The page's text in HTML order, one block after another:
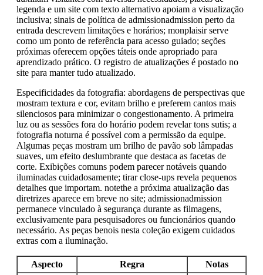
legenda e um site com texto alternativo apoiam a visualização
inclusiva; sinais de política de admissionadmission perto da
entrada descrevem limitações e horários; monplaisir serve
como um ponto de referência para acesso guiado; seções
próximas oferecem opções táteis onde apropriado para
aprendizado prático. O registro de atualizações é postado no
site para manter tudo atualizado.
Especificidades da fotografia: abordagens de perspectivas que
mostram textura e cor, evitam brilho e preferem cantos mais
silenciosos para minimizar o congestionamento. A primeira
luz ou as sessões fora do horário podem revelar tons sutis; a
fotografia noturna é possível com a permissão da equipe.
Algumas peças mostram um brilho de pavão sob lâmpadas
suaves, um efeito deslumbrante que destaca as facetas de
corte. Exibições comuns podem parecer notáveis quando
iluminadas cuidadosamente; tirar close-ups revela pequenos
detalhes que importam. notethe a próxima atualização das
diretrizes aparece em breve no site; admissionadmission
permanece vinculado à segurança durante as filmagens,
exclusivamente para pesquisadores ou funcionários quando
necessário. As peças benois nesta coleção exigem cuidados
extras com a iluminação.
Aspecto Regra Notas